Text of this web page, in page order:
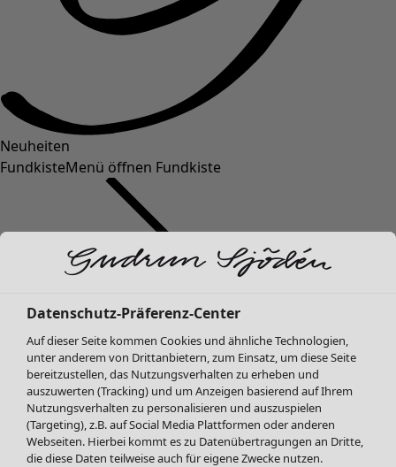
Neuheiten
FundkisteMenü öffnen Fundkiste
SALE Mode
Alle anzeigen
Kleider
Tuniken
Blusen
Pullover & Shirts
Datenschutz-Präferenz-Center
Auf dieser Seite kommen Cookies und ähnliche Technologien,
unter anderem von Drittanbietern, zum Einsatz, um diese Seite
bereitzustellen, das Nutzungsverhalten zu erheben und
auszuwerten (Tracking) und um Anzeigen basierend auf Ihrem
Nutzungsverhalten zu personalisieren und auszuspielen
(Targeting), z.B. auf Social Media Plattformen oder anderen
Webseiten. Hierbei kommt es zu Datenübertragungen an Dritte,
die diese Daten teilweise auch für eigene Zwecke nutzen.